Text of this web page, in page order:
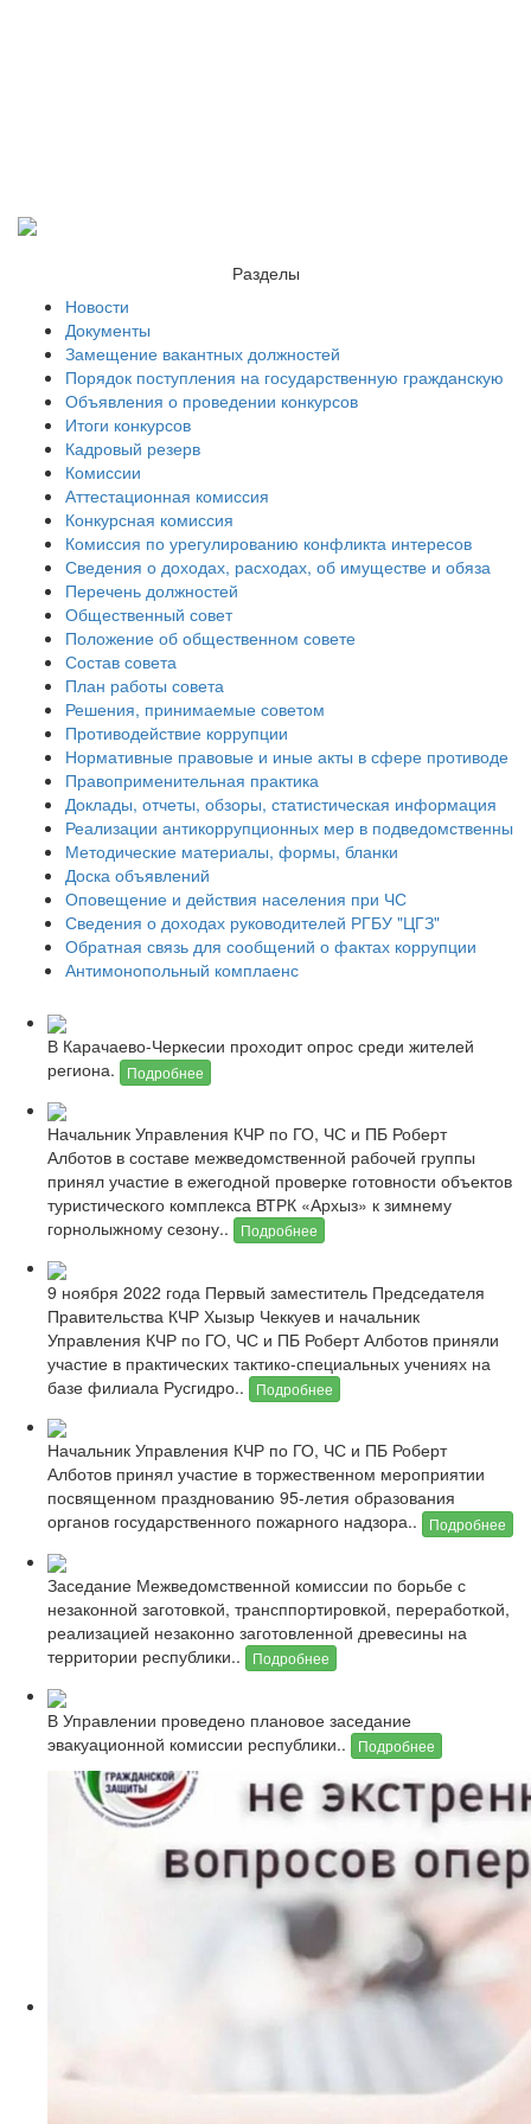
Разделы
Новости
Документы
Замещение вакантных должностей
Порядок поступления на государственную гражданскую
Объявления о проведении конкурсов
Итоги конкурсов
Кадровый резерв
Комиссии
Аттестационная комиссия
Конкурсная комиссия
Комиссия по урегулированию конфликта интересов
Сведения о доходах, расходах, об имуществе и обяза
Перечень должностей
Общественный совет
Положение об общественном совете
Состав совета
План работы совета
Решения, принимаемые советом
Противодействие коррупции
Нормативные правовые и иные акты в сфере противоде
Правоприменительная практика
Доклады, отчеты, обзоры, статистическая информация
Реализации антикоррупционных мер в подведомственны
Методические материалы, формы, бланки
Доска объявлений
Оповещение и действия населения при ЧС
Сведения о доходах руководителей РГБУ "ЦГЗ"
Обратная связь для сообщений о фактах коррупции
Антимонопольный комплаенс
В Карачаево-Черкесии проходит опрос среди жителей
региона.
Подробнее
Начальник Управления КЧР по ГО, ЧС и ПБ Роберт
Алботов в составе межведомственной рабочей группы
принял участие в ежегодной проверке готовности объектов
туристического комплекса ВТРК «Архыз» к зимнему
горнолыжному сезону..
Подробнее
9 ноября 2022 года Первый заместитель Председателя
Правительства КЧР Хызыр Чеккуев и начальник
Управления КЧР по ГО, ЧС и ПБ Роберт Алботов приняли
участие в практических тактико-специальных учениях на
базе филиала Русгидро..
Подробнее
Начальник Управления КЧР по ГО, ЧС и ПБ Роберт
Алботов принял участие в торжественном мероприятии
посвященном празднованию 95-летия образования
органов государственного пожарного надзора..
Подробнее
Заседание Межведомственной комиссии по борьбе с
незаконной заготовкой, трансппортировкой, переработкой,
реализацией незаконно заготовленной древесины на
территории республики..
Подробнее
В Управлении проведено плановое заседание
эвакуационной комиссии республики..
Подробнее